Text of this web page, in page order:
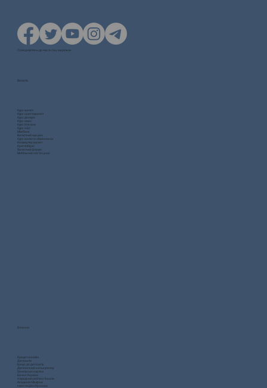
Приєднуйтесь до нас в соц. мережах
Валюта
Фінанси
Курс валют
Курс криптовалют
Курс долара
Курс євро
Курс біткоїна
Курс НБУ
Міжбанк
Валютний аукціон
Курс валют в обмінниках
Конвертер валют
Криптобіржі
Валютний форум
Мобільний застосунок
Кредит онлайн
Депозити
Бонус до депозиту
Депозитний калькулятор
Банківські картки
Банки України
Народний рейтинг банків
Академія Мінфіна
Інвестиційні брокери